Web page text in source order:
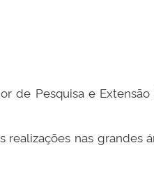
de Pesquisa e Extensão
nas grandes